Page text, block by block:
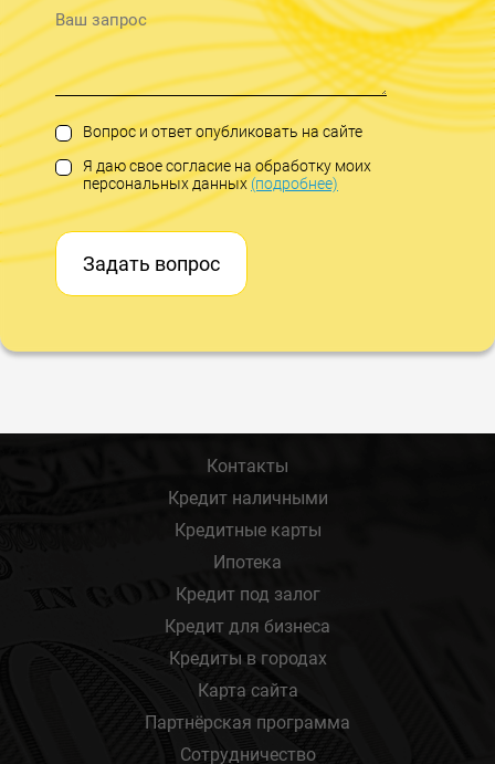
Вопрос и ответ опубликовать на сайте
Я даю свое согласие на обработку моих
персональных данных(подробнее)
Задать вопрос
Контакты
Кредит наличными
Кредитные карты
Ипотека
Кредит под залог
Кредит для бизнеса
Кредиты в городах
Карта сайта
Партнёрская программа
Сотрудничество